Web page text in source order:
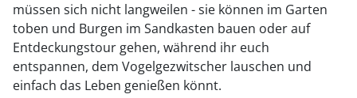
müssen sich nicht langweilen - sie können im Garten
toben und Burgen im Sandkasten bauen oder auf
Entdeckungstour gehen, während ihr euch
entspannen, dem Vogelgezwitscher lauschen und
einfach das Leben genießen könnt.